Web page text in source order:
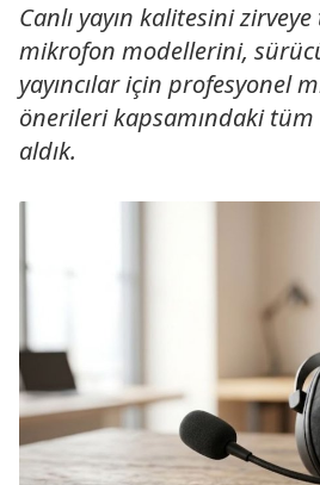
Canlı yayın kalitesini
mikrofon modellerini,
yayıncılar için profesyonel
önerileri kapsamındaki tüm
aldık.